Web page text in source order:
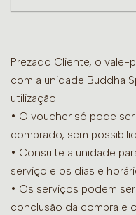
Prezado Cliente, o
com a unidade Buddha
utilização:
• O voucher só pode
comprado, sem
• Consulte a unidade
serviço e os dias e
• Os serviços podem
conclusão da compra e